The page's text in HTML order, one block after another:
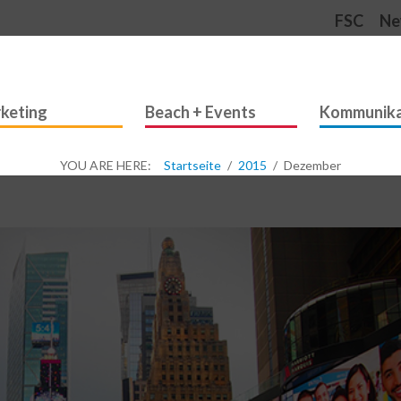
FSC
Beach + Events
YOU ARE HERE: Startseite 2015 Dezember